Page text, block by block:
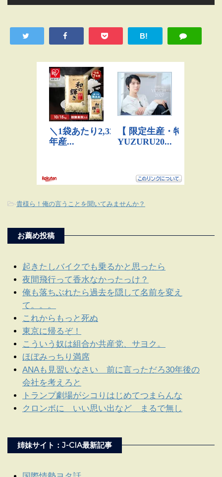
B!
-貴様ら！俺の言うことを聞いてみませんか？
お薦め投稿
起きたしバイクでも乗るかと思ったら
夜間飛行って香水なかったっけ？
俺も落ちぶれたら過去を隠して名前を変え
て。。。
これからもっと死ぬ
東京に帰るぞ！
こういう奴は組合か共産党、サヨク。
ほぼみっちり満席
ANAも見習いなさい 前に言っただろ30年後の
会社を考えろと
トランプ劇場がシコりはじめてつまらんな
クロンボに いい思い出など まるで無し
姉妹サイト：J-CIA最新記事